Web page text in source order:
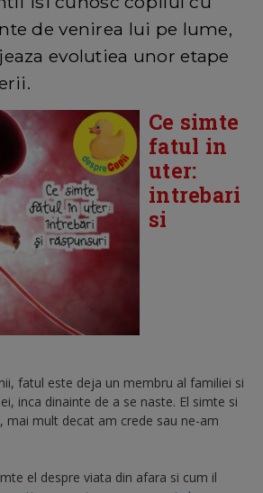
de venirea lui pe lume,
evolutiea unor etape
Ce simte
fatul in
uter:
intrebari
si
fatul este deja un membru al familiei si
inca dinainte de a se naste. El simte si
mai mult decat am crede sau ne-am
el despre viata din afara si cum il